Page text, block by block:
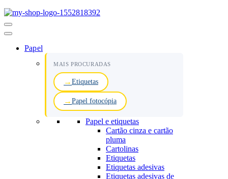
Menu
de
Papel
MAIS PROCURADAS
Etiquetas
Papel fotocópia
Papel e etiquetas
Cartão cinza e cartão
pluma
Cartolinas
Etiquetas
Etiquetas adesivas
Etiquetas adesivas de